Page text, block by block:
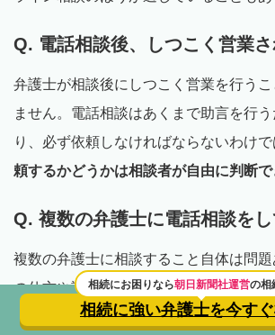
Q. 電話相談後、しつこく営業さ
弁護士が相談後にしつこく営業を行うこ
ません。電話相談はあくまで助言を行
り、必ず依頼しなければならないわけで
頼するかどうかは相談者が自由に判断
Q. 複数の弁護士に電話相談をし
複数の弁護士に相談すること自体は問
の仕方や説明の分かりやすさ、費用の
によって異なることがあります。比較し
相続にお困りなら朝日新聞社運営の相
相続に強い弁護士を今すぐ